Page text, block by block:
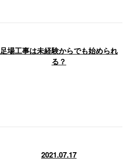
足場工事は未経験からでも始められ
る？
2021.07.17